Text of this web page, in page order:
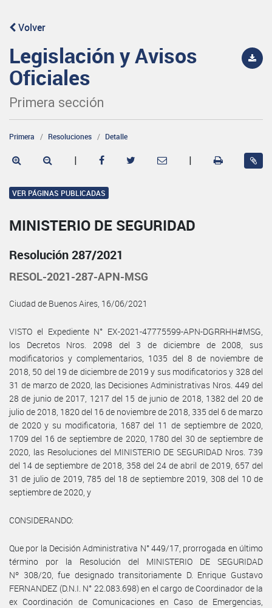
Volver
Legislación y Avisos
Oficiales
Primera sección
Primera Resoluciones Detalle
| |
VER PÁGINAS PUBLICADAS
MINISTERIO DE SEGURIDAD
Resolución 287/2021
RESOL-2021-287-APN-MSG
Ciudad de Buenos Aires, 16/06/2021
VISTO el Expediente N° EX-2021-47775599-APN-DGRRHH#MSG,
los Decretos Nros. 2098 del 3 de diciembre de 2008, sus
modificatorios y complementarios, 1035 del 8 de noviembre de
2018, 50 del 19 de diciembre de 2019 y sus modificatorios y 328 del
31 de marzo de 2020, las Decisiones Administrativas Nros. 449 del
28 de junio de 2017, 1217 del 15 de junio de 2018, 1382 del 20 de
julio de 2018, 1820 del 16 de noviembre de 2018, 335 del 6 de marzo
de 2020 y su modificatoria, 1687 del 11 de septiembre de 2020,
1709 del 16 de septiembre de 2020, 1780 del 30 de septiembre de
2020, las Resoluciones del MINISTERIO DE SEGURIDAD Nros. 739
del 14 de septiembre de 2018, 358 del 24 de abril de 2019, 657 del
31 de julio de 2019, 785 del 18 de septiembre 2019, 308 del 10 de
septiembre de 2020, y
CONSIDERANDO:
Que por la Decisión Administrativa N° 449/17, prorrogada en último
término por la Resolución del MINISTERIO DE SEGURIDAD
Nº 308/20, fue designado transitoriamente D. Enrique Gustavo
FERNANDEZ (D.N.I. N° 22.083.698) en el cargo de Coordinador de la
ex Coordinación de Comunicaciones en Caso de Emergencias,